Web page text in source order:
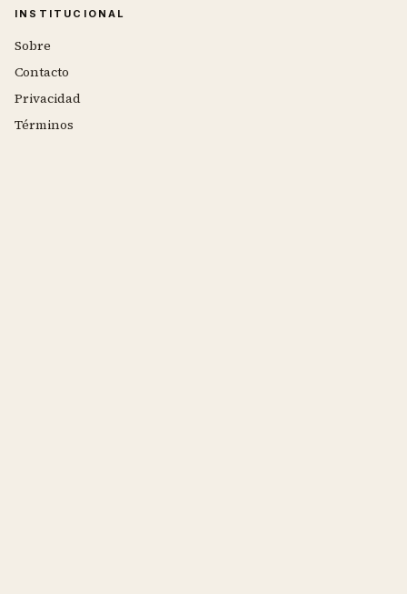
INSTITUCIONAL
Sobre
Contacto
Privacidad
Términos